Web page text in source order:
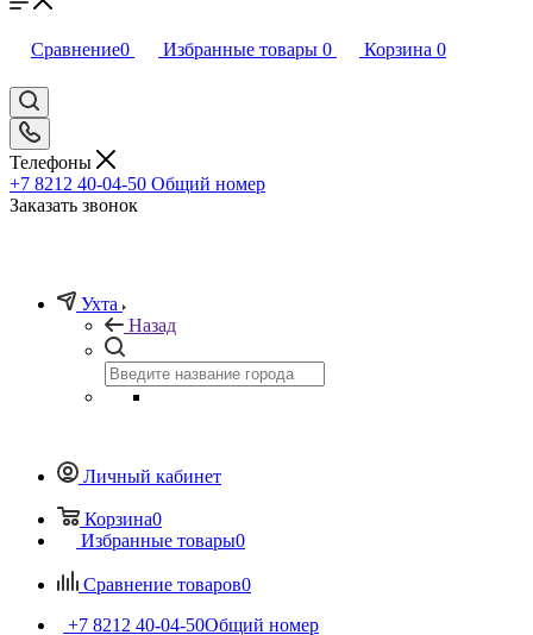
Сравнение0 Избранные товары 0 Корзина 0
Телефоны
+7 8212 40-04-50 Общий номер
Заказать звонок
Ухта
Назад
Личный кабинет
Корзина0
Избранные товары0
Сравнение товаров0
+7 8212 40-04-50Общий номер